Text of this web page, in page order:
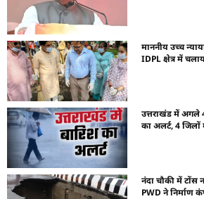
माननीय उच्च
IDPL क्षेत्र में
उत्तराखंड में अगले
का अलर्ट, 4
नंदा चौकी में टोंस
PWD ने निर्माण